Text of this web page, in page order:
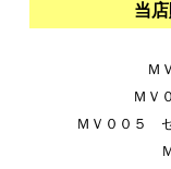
当
Ｍ
ＭＶ
ＭＶ００５